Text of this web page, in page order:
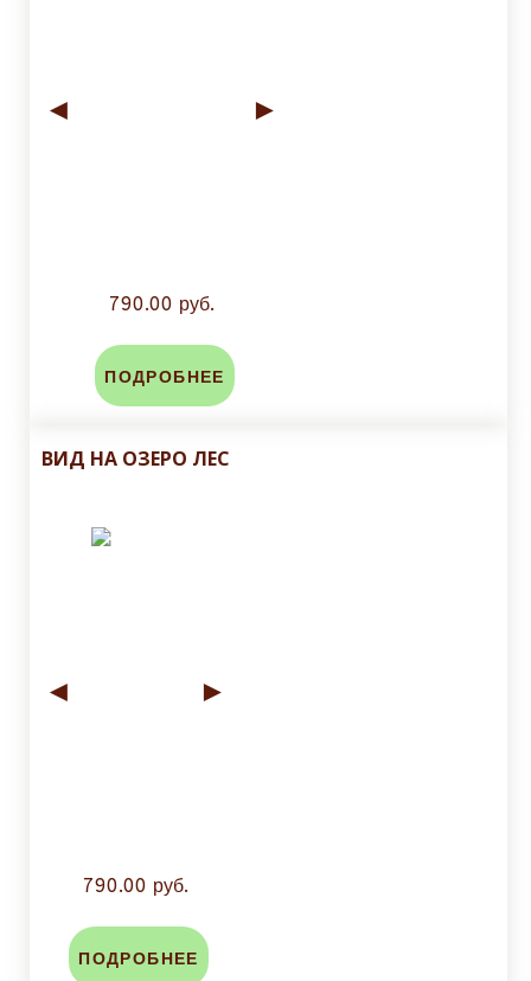
◄ ►
790.00 руб.
ПОДРОБНЕЕ
ВИД НА ОЗЕРО ЛЕС
◄ ►
790.00 руб.
ПОДРОБНЕЕ